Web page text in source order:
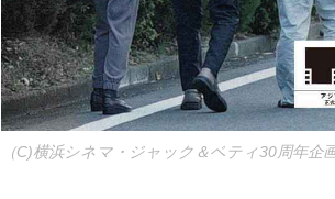
（C)横浜シネマ・ジャック＆ベティ30周年企